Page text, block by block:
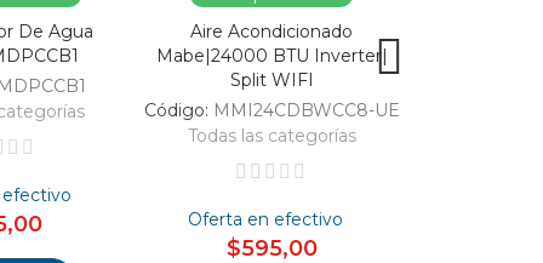
De Agua
Aire Acondicionado
Mabe|24000 BTU Inverter|
Split WIFI
Código: MMI24CDBWCC8-UE
Todas las categorías
Oferta en efectivo
$595,00